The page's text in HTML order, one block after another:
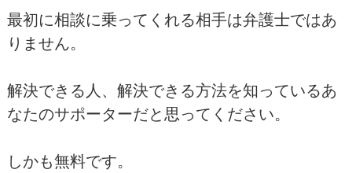
最初に相談に乗ってくれる相手は弁護士ではあ
りません。
解決できる人、解決できる方法を知っているあ
なたのサポーターだと思ってください。
しかも無料です。